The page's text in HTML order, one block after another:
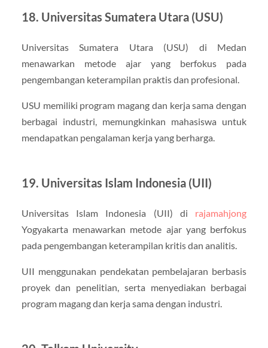
18. Universitas Sumatera Utara (USU)
Universitas Sumatera Utara (USU) di Medan
menawarkan metode ajar yang berfokus pada
pengembangan keterampilan praktis dan profesional.
USU memiliki program magang dan kerja sama dengan
berbagai industri, memungkinkan mahasiswa untuk
mendapatkan pengalaman kerja yang berharga.
19. Universitas Islam Indonesia (UII)
Universitas Islam Indonesia (UII) di rajamahjong
Yogyakarta menawarkan metode ajar yang berfokus
pada pengembangan keterampilan kritis dan analitis.
UII menggunakan pendekatan pembelajaran berbasis
proyek dan penelitian, serta menyediakan berbagai
program magang dan kerja sama dengan industri.